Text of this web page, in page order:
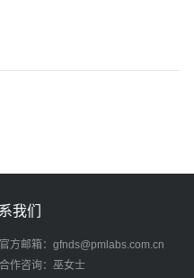
我们
官方邮箱：gfnds@pmlabs.com.cn
合作咨询：巫女士